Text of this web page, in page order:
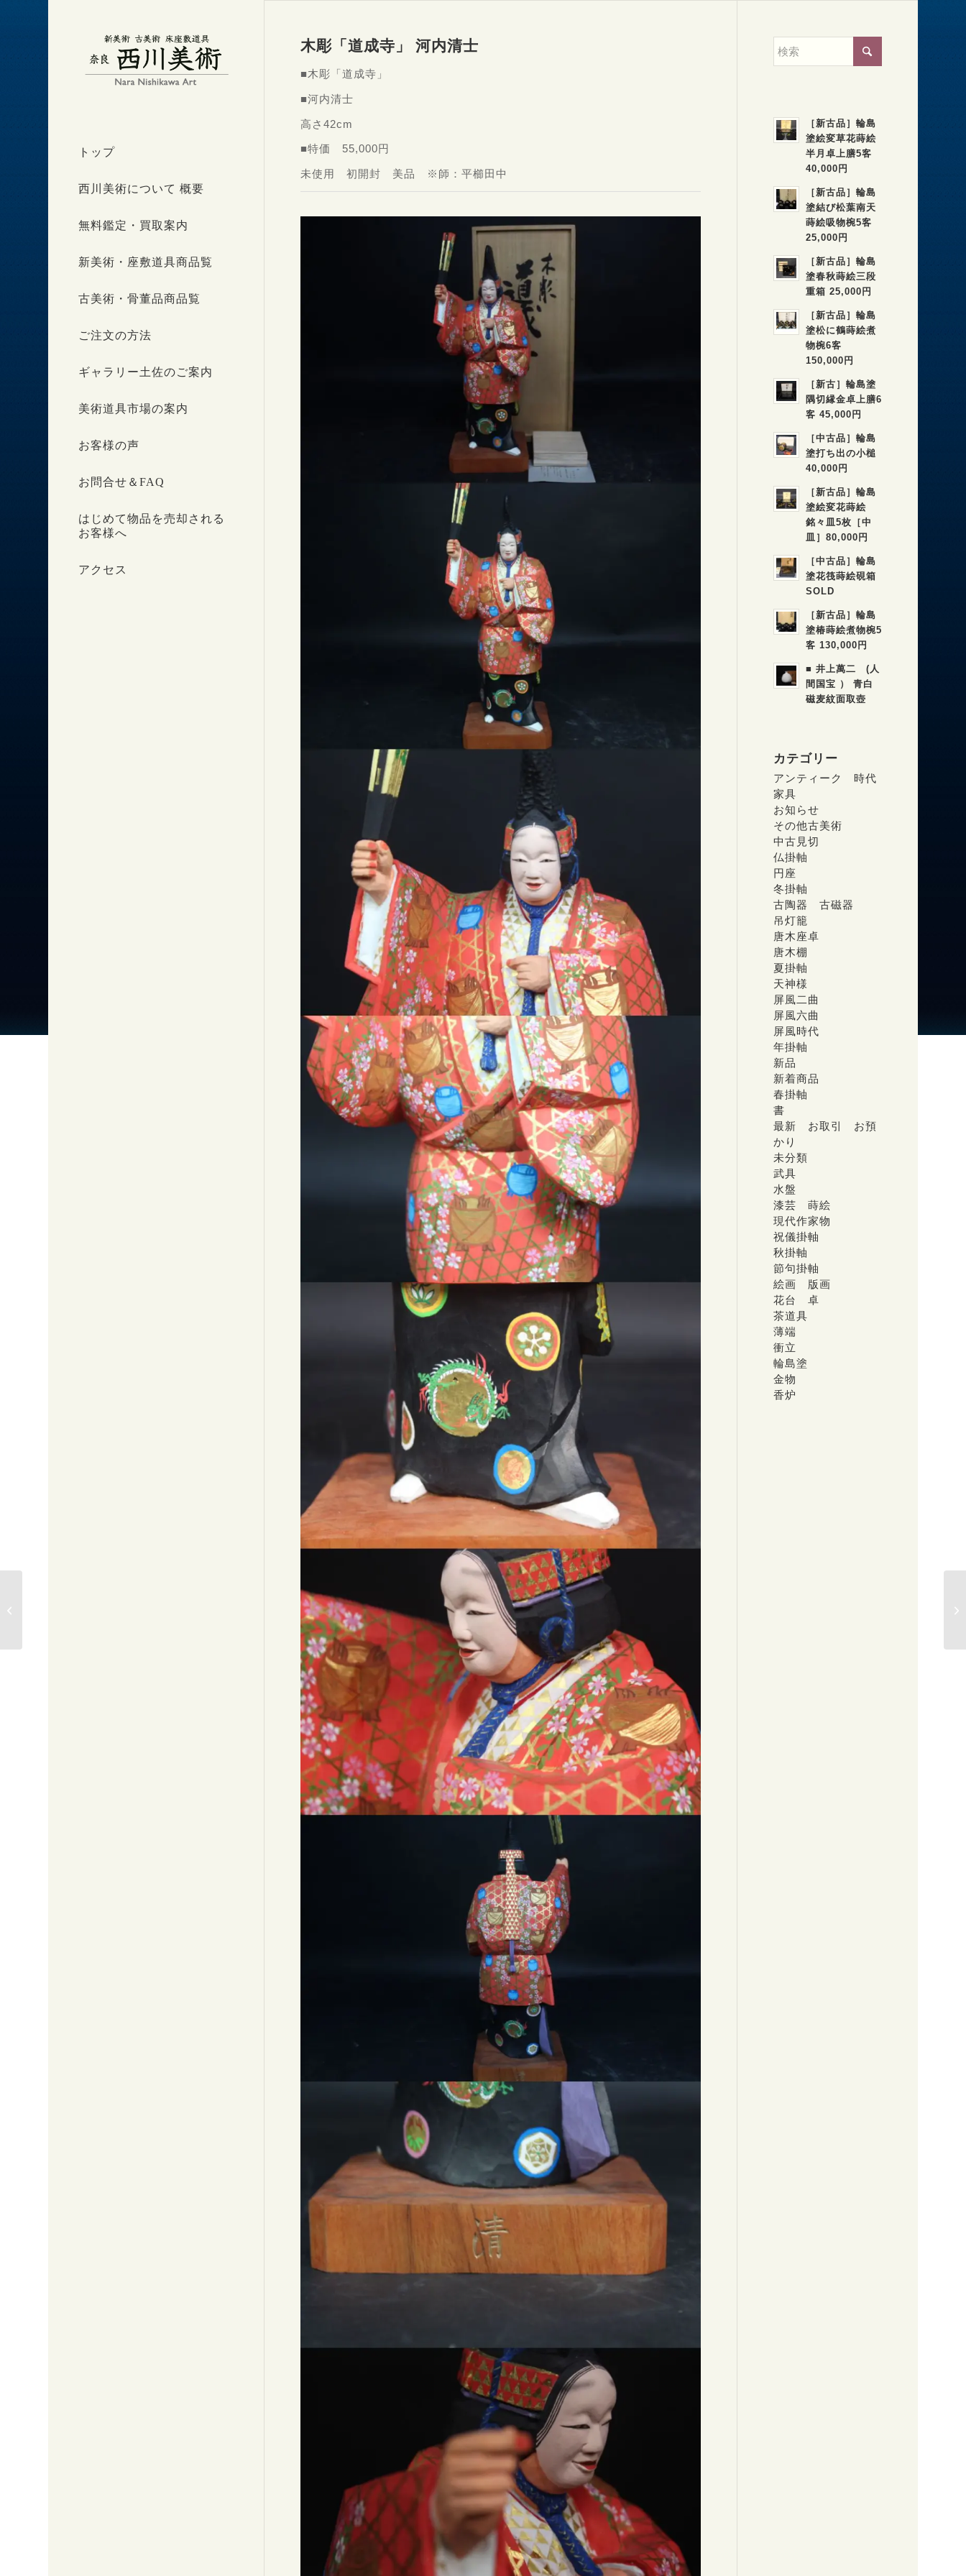
トップ
西川美術について 概要
無料鑑定・買取案内
新美術・座敷道具商品覧
古美術・骨董品商品覧
ご注文の方法
ギャラリー土佐のご案内
美術道具市場の案内
お客様の声
お問合せ＆FAQ
はじめて物品を売却される
お客様へ
アクセス
木彫「道成寺」 河内清士
■木彫「道成寺」
■河内清士
高さ42cm
■特価 55,000円
未使用 初開封 美品 ※師：平櫛田中
［新古品］輪島
塗絵変草花蒔絵
半月卓上膳5客
40,000円
［新古品］輪島
塗結び松葉南天
蒔絵吸物椀5客
25,000円
［新古品］輪島
塗春秋蒔絵三段
重箱 25,000円
［新古品］輪島
塗松に鶴蒔絵煮
物椀6客
150,000円
［新古］輪島塗
隅切縁金卓上膳6
客 45,000円
［中古品］輪島
塗打ち出の小槌
40,000円
［新古品］輪島
塗絵変花蒔絵
銘々皿5枚［中
皿］80,000円
［中古品］輪島
塗花筏蒔絵硯箱
SOLD
［新古品］輪島
塗椿蒔絵煮物椀5
客 130,000円
■ 井上萬二 (人
間国宝 ） 青白
磁麦紋面取壺
カテゴリー
アンティーク 時代
家具
お知らせ
その他古美術
中古見切
仏掛軸
円座
冬掛軸
古陶器 古磁器
吊灯籠
唐木座卓
唐木棚
夏掛軸
天神様
屏風二曲
屏風六曲
屏風時代
年掛軸
新品
新着商品
春掛軸
書
最新 お取引 お預
かり
未分類
武具
水盤
漆芸 蒔絵
現代作家物
祝儀掛軸
秋掛軸
節句掛軸
絵画 版画
花台 卓
茶道具
薄端
衝立
輪島塗
金物
香炉